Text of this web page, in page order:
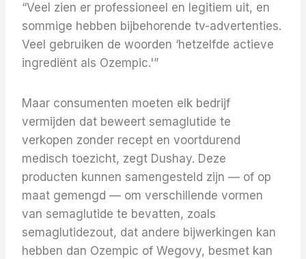
“Veel zien er professioneel en legitiem uit, en
sommige hebben bijbehorende tv-advertenties.
Veel gebruiken de woorden ‘hetzelfde actieve
ingrediënt als Ozempic.'”
Maar consumenten moeten elk bedrijf
vermijden dat beweert semaglutide te
verkopen zonder recept en voortdurend
medisch toezicht, zegt Dushay. Deze
producten kunnen samengesteld zijn — of op
maat gemengd — om verschillende vormen
van semaglutide te bevatten, zoals
semaglutidezout, dat andere bijwerkingen kan
hebben dan Ozempic of Wegovy, besmet kan